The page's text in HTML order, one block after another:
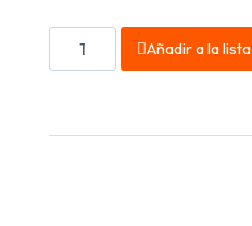
Añadir a la lista